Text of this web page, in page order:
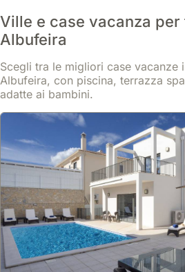
Ville e case vacanza
Albufeira
Scegli tra le migliori case vacanze
Albufeira, con piscina, terrazza
adatte ai bambini.